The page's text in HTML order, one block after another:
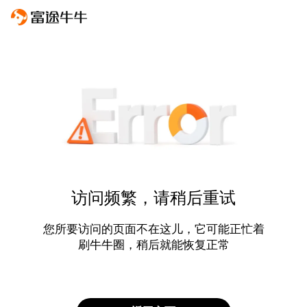
访问频繁，请稍后重试
您所要访问的页面不在这儿，它可能正忙着
刷牛牛圈，稍后就能恢复正常